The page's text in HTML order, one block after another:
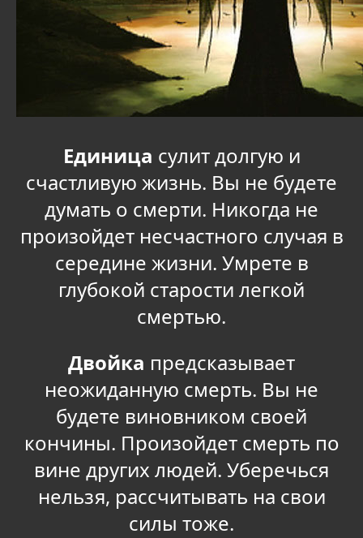
Единица сулит долгую и
счастливую жизнь. Вы не будете
думать о смерти. Никогда не
произойдет несчастного случая в
середине жизни. Умрете в
глубокой старости легкой
смертью.
Двойка предсказывает
неожиданную смерть. Вы не
будете виновником своей
кончины. Произойдет смерть по
вине других людей. Уберечься
нельзя, рассчитывать на свои
силы тоже.